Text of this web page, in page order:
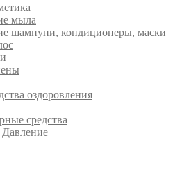
мыла
шампуни, кондиционеры, маски
оздоровления
средства